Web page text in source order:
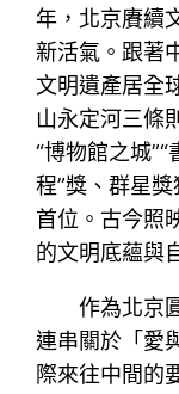
年，北京賡續
新活氣。跟著
文明遺產居全
山永定河三條
“博物館之城
程”獎、群星
首位。古今照
的文明底蘊與
作為北京
連串關於「愛
際來往中間的